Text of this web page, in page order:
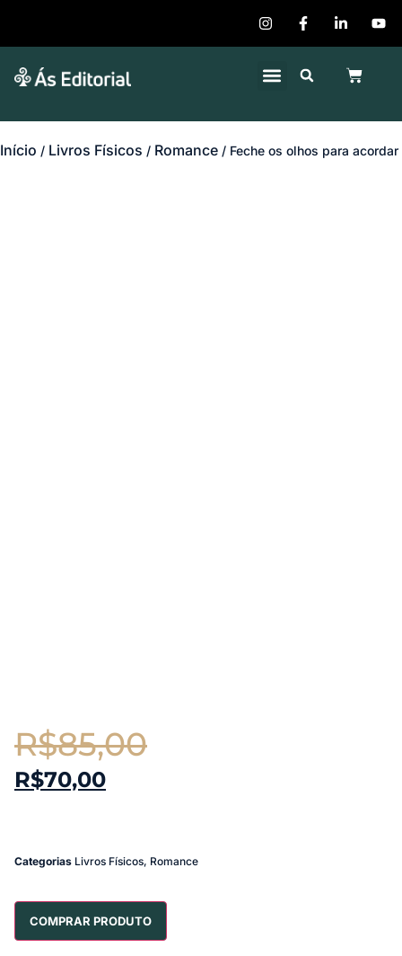
Início / Livros Físicos / Romance / Feche os olhos para acordar
R$85,00
R$70,00
Categorias Livros Físicos, Romance
COMPRAR PRODUTO